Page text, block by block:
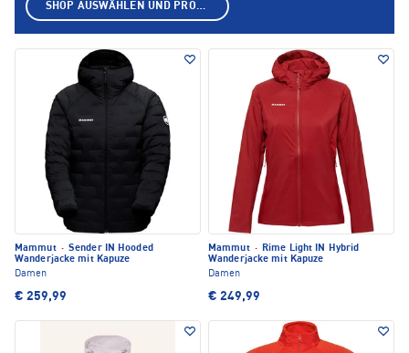
Mammut · Sender IN Hooded
Wanderjacke mit Kapuze
Damen
€ 259,99
Mammut · Rime Light IN Hybrid
Wanderjacke mit Kapuze
Damen
€ 249,99
SHOP AUSWÄHLEN UND PRODUKTE ANZEIGEN